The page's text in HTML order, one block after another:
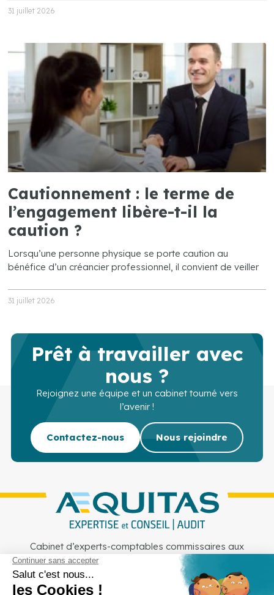
31 juillet 2026
Cautionnement : le terme de
l’engagement libère-t-il la
caution ?
Lorsqu’une personne physique se porte caution au
bénéfice d’un créancier professionnel, il convient de veiller
31 juillet 2026
Prêt à travailler avec
nous ?
Rejoignez une équipe et un cabinet tourné vers
l’avenir !
Contactez-nous Nous rejoindre
Cabinet d’experts-comptables commissaires aux
comptes sur Lille, Lens et Douai